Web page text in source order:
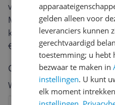
van een review gemiddeld
Met jouw mening help je
keuze te maken én maak je
€250,-!
Klik hier voor de
Cijfer
Welk cijfer geef jij dit
gelden alleen voor
leveranciers kunnen
gerechtvaardigd
toestemming; u hebt
bezwaar te maken in
instellingen. U kunt
elk moment